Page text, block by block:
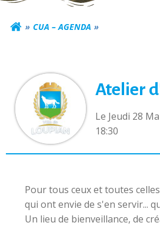
CUA – AGENDA
Atelier
Le Jeudi 28
18:30
Pour tous ceux et toutes
qui ont envie de s'en servir...
Un lieu de bienveillance, de